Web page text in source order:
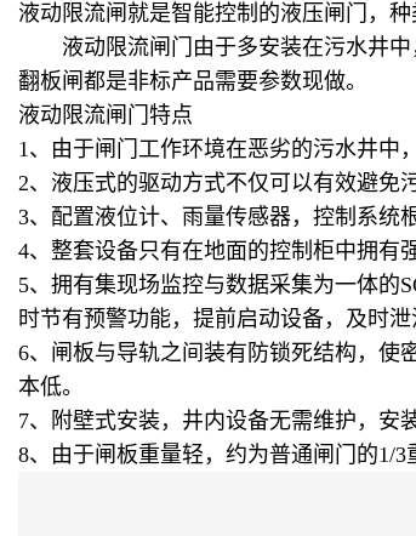
液动限流闸就是智能控制的液压闸门，
液动限流闸门由于多安装在污水井中
翻板闸都是非标产品需要参数现做。
液动限流闸门特点
1、由于闸门工作环境在恶劣的污水井中
2、液压式的驱动方式不仅可以有效避免
3、配置液位计、雨量传感器，控制系统
4、整套设备只有在地面的控制柜中拥有
5、拥有集现场监控与数据采集为一体的
时节有预警功能，提前启动设备，及时泄
6、闸板与导轨之间装有防锁死结构，使
本低。
7、附壁式安装，井内设备无需维护，安
8、由于闸板重量轻，约为普通闸门的1/